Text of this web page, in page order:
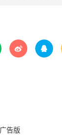
 
告版